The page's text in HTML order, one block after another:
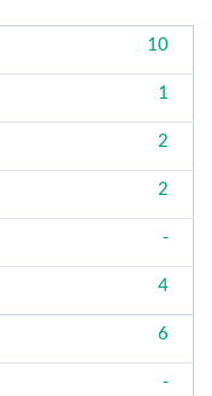
10
1
2
2
-
4
6
-